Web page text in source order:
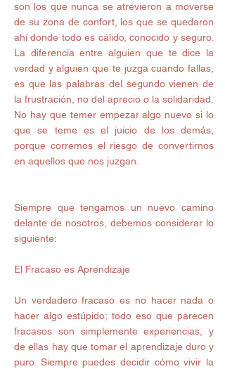
son los que nunca se atrevieron a moverse
de su zona de confort, los que se quedaron
ahí donde todo es cálido, conocido y seguro.
La diferencia entre alguien que te dice la
verdad y alguien que te juzga cuando fallas,
es que las palabras del segundo vienen de
la frustración, no del aprecio o la solidaridad.
No hay que temer empezar algo nuevo si lo
que se teme es el juicio de los demás,
porque corremos el riesgo de convertirnos
en aquellos que nos juzgan.
Siempre que tengamos un nuevo camino
delante de nosotros, debemos considerar lo
siguiente:
El Fracaso es Aprendizaje
Un verdadero fracaso es no hacer nada o
hacer algo estúpido; todo eso que parecen
fracasos son simplemente experiencias, y
de ellas hay que tomar el aprendizaje duro y
puro. Siempre puedes decidir cómo vivir la